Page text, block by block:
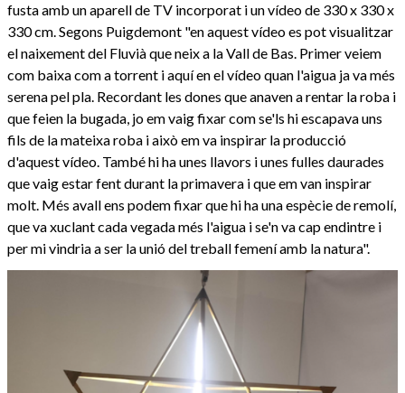
fusta amb un aparell de TV incorporat i un vídeo de 330 x 330 x
330 cm. Segons Puigdemont "en aquest vídeo es pot visualitzar
el naixement del Fluvià que neix a la Vall de Bas. Primer veiem
com baixa com a torrent i aquí en el vídeo quan l'aigua ja va més
serena pel pla. Recordant les dones que anaven a rentar la roba i
que feien la bugada, jo em vaig fixar com se'ls hi escapava uns
fils de la mateixa roba i això em va inspirar la producció
d'aquest vídeo. També hi ha unes llavors i unes fulles daurades
que vaig estar fent durant la primavera i que em van inspirar
molt. Més avall ens podem fixar que hi ha una espècie de remolí,
que va xuclant cada vegada més l'aigua i se'n va cap endintre i
per mi vindria a ser la unió del treball femení amb la natura".